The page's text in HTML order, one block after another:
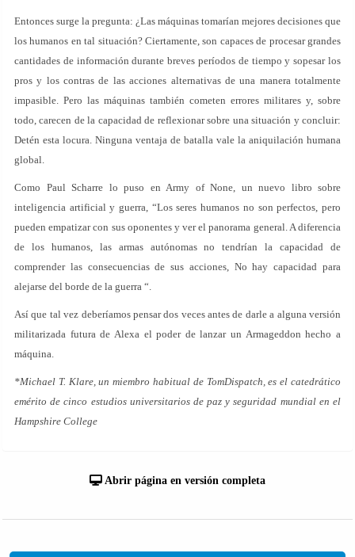
Entonces surge la pregunta: ¿Las máquinas tomarían mejores decisiones que
los humanos en tal situación? Ciertamente, son capaces de procesar grandes
cantidades de información durante breves períodos de tiempo y sopesar los
pros y los contras de las acciones alternativas de una manera totalmente
impasible. Pero las máquinas también cometen errores militares y, sobre
todo, carecen de la capacidad de reflexionar sobre una situación y concluir:
Detén esta locura. Ninguna ventaja de batalla vale la aniquilación humana
global.
Como Paul Scharre lo puso en Army of None, un nuevo libro sobre
inteligencia artificial y guerra, “Los seres humanos no son perfectos, pero
pueden empatizar con sus oponentes y ver el panorama general. A diferencia
de los humanos, las armas autónomas no tendrían la capacidad de
comprender las consecuencias de sus acciones, No hay capacidad para
alejarse del borde de la guerra “.
Así que tal vez deberíamos pensar dos veces antes de darle a alguna versión
militarizada futura de Alexa el poder de lanzar un Armageddon hecho a
máquina.
*Michael T. Klare, un miembro habitual de TomDispatch, es el catedrático
emérito de cinco estudios universitarios de paz y seguridad mundial en el
Hampshire College
Abrir página en versión completa